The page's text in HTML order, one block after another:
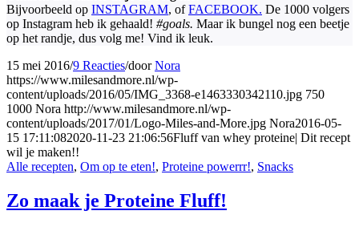
Bijvoorbeeld op INSTAGRAM, ofFACEBOOK. De 1000 volgers
op Instagram heb ik gehaald! #goals. Maar ik bungel nog een beetje
op het randje, dus volg me! Vind ik leuk.
15 mei 2016/9 Reacties/doorNora
https://www.milesandmore.nl/wp-
content/uploads/2016/05/IMG_3368-e1463330342110.jpg 750
1000 Nora http://www.milesandmore.nl/wp-
content/uploads/2017/01/Logo-Miles-and-More.jpg Nora2016-05-
15 17:11:082020-11-23 21:06:56Fluff van whey proteine| Dit recept
wil je maken!!
Alle recepten, Om op te eten!, Proteine powerrr!, Snacks
Zo maak je Proteine Fluff!